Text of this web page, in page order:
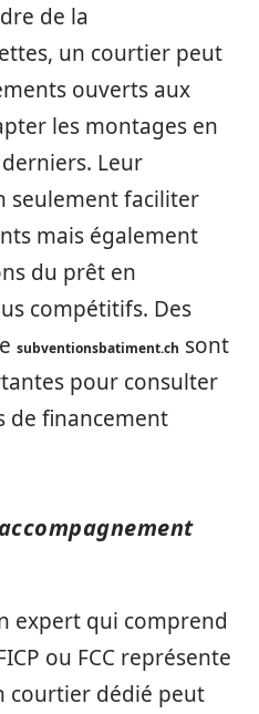
de la
un courtier peut
ouverts aux
les montages en
Leur
seulement faciliter
mais également
du prêt en
compétitifs. Des
subventionsbatiment.ch sont
pour consulter
de financement
expert qui comprend
ou FCC représente
courtier dédié peut